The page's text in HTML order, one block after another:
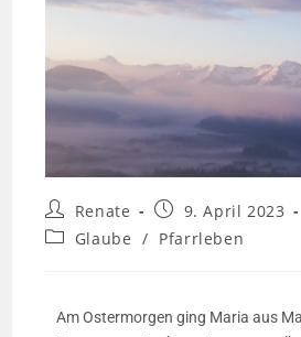
Renate
9. April 2023
Glaube / Pfarrleben
Am Ostermorgen ging Maria aus